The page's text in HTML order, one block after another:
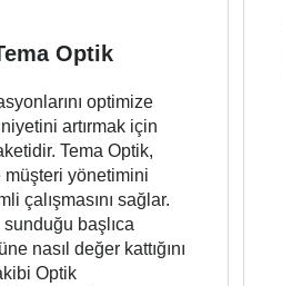
Optik
optimize
artırmak için
Tema Optik,
müşteri yönetimini
çalışmasını sağlar.
sunduğu başlıca
nasıl değer kattığını
Optik